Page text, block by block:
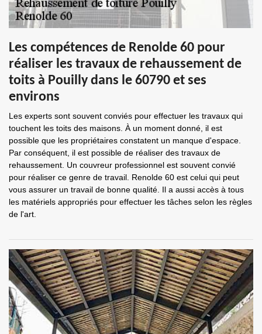
Les compétences de Renolde 60 pour
réaliser les travaux de rehaussement de
toits à Pouilly dans le 60790 et ses
environs
Les experts sont souvent conviés pour effectuer les travaux qui
touchent les toits des maisons. À un moment donné, il est
possible que les propriétaires constatent un manque d'espace.
Par conséquent, il est possible de réaliser des travaux de
rehaussement. Un couvreur professionnel est souvent convié
pour réaliser ce genre de travail. Renolde 60 est celui qui peut
vous assurer un travail de bonne qualité. Il a aussi accès à tous
les matériels appropriés pour effectuer les tâches selon les règles
de l'art.